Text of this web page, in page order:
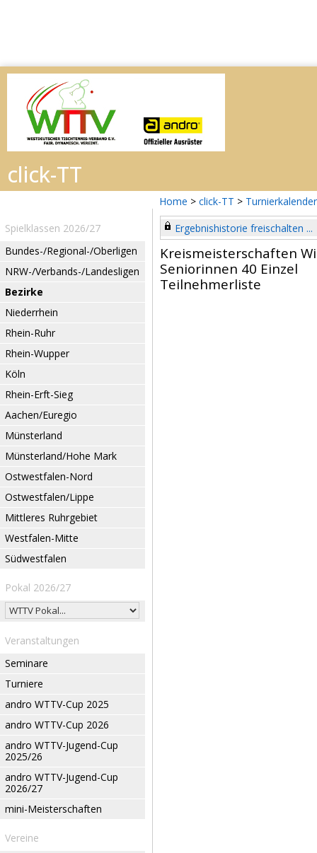
Home > click-TT > Turnierkalender
Spielklassen 2026/27
Bundes-/Regional-/Oberligen
NRW-/Verbands-/Landesligen
Bezirke
Niederrhein
Rhein-Ruhr
Rhein-Wupper
Köln
Rhein-Erft-Sieg
Aachen/Euregio
Münsterland
Münsterland/Hohe Mark
Ostwestfalen-Nord
Ostwestfalen/Lippe
Mittleres Ruhrgebiet
Westfalen-Mitte
Südwestfalen
Pokal 2026/27
Veranstaltungen
Seminare
Turniere
andro WTTV-Cup 2025
andro WTTV-Cup 2026
andro WTTV-Jugend-Cup
2025/26
andro WTTV-Jugend-Cup
2026/27
mini-Meisterschaften
Vereine
Ergebnishistorie freischalten ...
Kreismeisterschaften
Seniorinnen 40 Einzel
Teilnehmerliste